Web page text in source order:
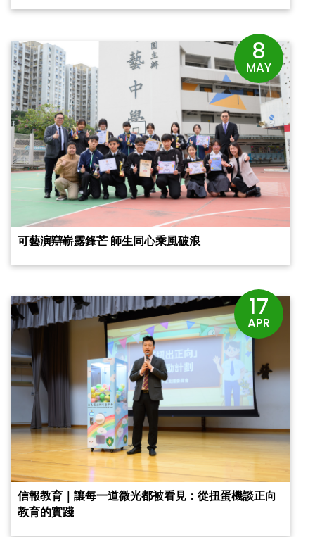
可藝演辯嶄露鋒芒‎ 師生同心乘風破浪
8
MAY
信報教育｜讓每一道微光都被看見：從扭蛋機談正向
教育的實踐
17
APR